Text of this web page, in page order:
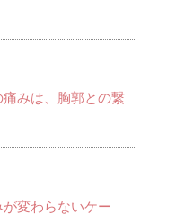
みは、胸郭との繋
変わらないケー